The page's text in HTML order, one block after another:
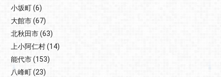
小坂町(6)
大館市(67)
北秋田市(63)
上小阿仁村(14)
能代市(153)
八峰町(23)